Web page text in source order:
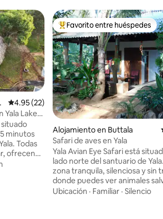
Calificación promedio: 4.95 de 5, 22 reseñas
4.95 (22)
Yala Lake
situado
minutos
ofrecen
Favorito entre huéspedes
Favorito entre huéspedes
Alojamiento en Buttala
Safari de aves en Yala
Yala Avian Eye Safari está
lado norte del santuario de
zona tranquila, silenciosa y sin
donde puedes ver animales
como desees. Puedes entrar en
Ubicación · Familiar · Silencio